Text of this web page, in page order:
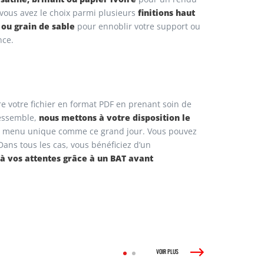
avez le choix parmi plusieurs finitions haut
grain de sable pour ennoblir votre support ou
votre fichier en format PDF en prenant soin de
nous mettons à votre disposition le
unique comme ce grand jour. Vous pouvez
tous les cas, vous bénéficiez d’un
vos attentes grâce à un BAT avant
VOIR PLUS